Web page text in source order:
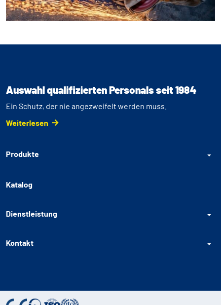
Auswahl qualifizierten Personals seit 1984
Ein Schutz, der nie angezweifelt werden muss.
Weiterlesen
Produkte
Katalog
Dienstleistung
Kontakt